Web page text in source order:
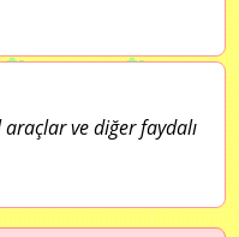
ve diğer faydalı